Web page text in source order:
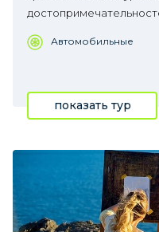
Автомобильные
показать тур